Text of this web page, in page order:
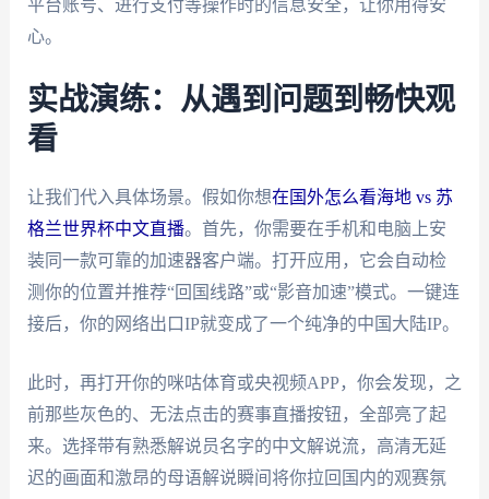
平台账号、进行支付等操作时的信息安全，让你用得安
心。
实战演练：从遇到问题到畅快观
看
让我们代入具体场景。假如你想在国外怎么看海地 vs 苏
格兰世界杯中文直播。首先，你需要在手机和电脑上安
装同一款可靠的加速器客户端。打开应用，它会自动检
测你的位置并推荐“回国线路”或“影音加速”模式。一键连
接后，你的网络出口IP就变成了一个纯净的中国大陆IP。
此时，再打开你的咪咕体育或央视频APP，你会发现，之
前那些灰色的、无法点击的赛事直播按钮，全部亮了起
来。选择带有熟悉解说员名字的中文解说流，高清无延
迟的画面和激昂的母语解说瞬间将你拉回国内的观赛氛